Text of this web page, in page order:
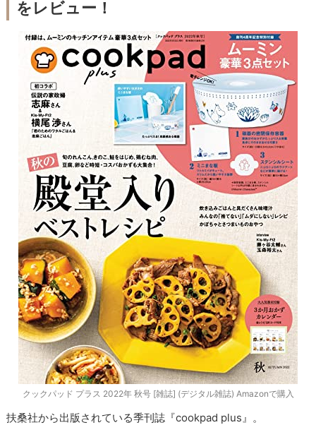
をレビュー！
クックパッド プラス 2022年 秋号 [雑誌] (デジタル雑誌) Amazonで購入
扶桑社から出版されている季刊誌『cookpad plus』。